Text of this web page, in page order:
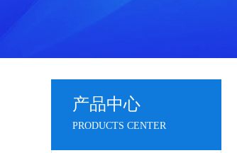
产品中心
PRODUCTS CENTER